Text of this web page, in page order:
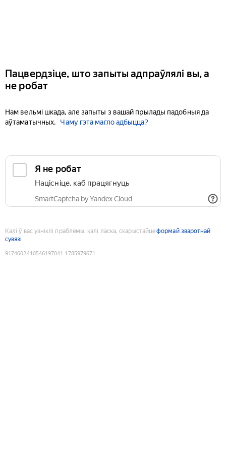
Пацвердзіце, што запыты адпраўлялі вы, а
не робат
Нам вельмі шкада, але запыты з вашай прылады падобныя да
аўтаматычных.
Чаму гэта магло адбыцца?
Я не робат
Націсніце, каб працягнуць
SmartCaptcha by Yandex Cloud
Калі ў вас узніклі праблемы, калі ласка, скарыстайцеформай зваротнай
сувязі
9174602410546197041 :1785979671